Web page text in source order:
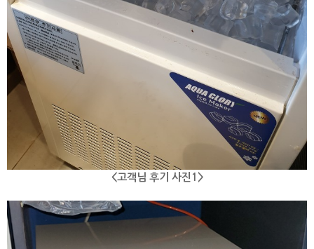
<고객님 후기 사진1>